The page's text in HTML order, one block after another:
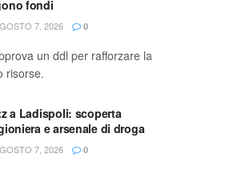
fondi
7, 2026 0
un ddl per rafforzare la
risorse.
a Ladispoli: scoperta
e arsenale di droga
7, 2026 0